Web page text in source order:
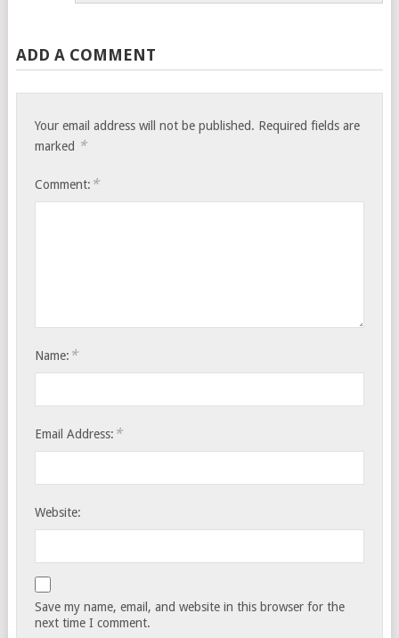
ADD A COMMENT
Your email address will not be published. Required fields are
marked *
Comment: *
Name: *
Email Address: *
Website:
Save my name, email, and website in this browser for the
next time I comment.